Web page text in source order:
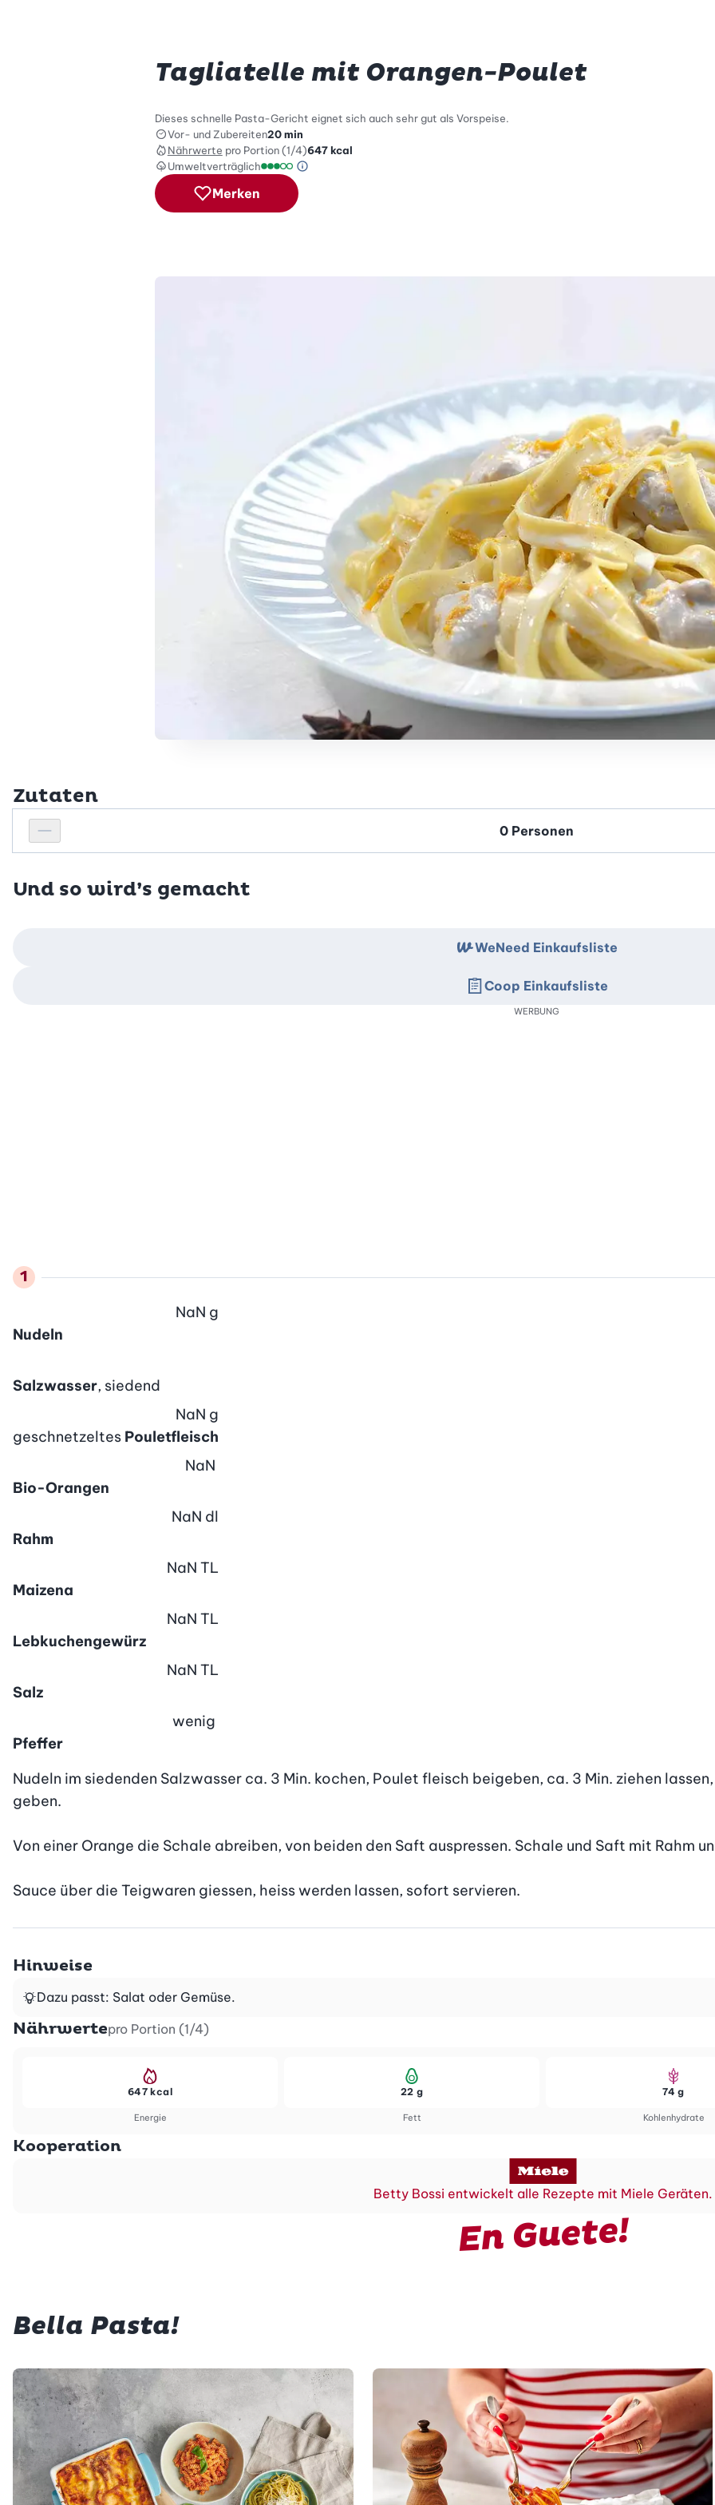
Tagliatelle mit Orangen-Poulet
Dieses schnelle Pasta-Gericht eignet sich auch sehr gut als Vorspeise.
Vor- und Zubereiten20 min
Nährwerte pro Portion (1/4)647 kcal
Umweltverträglich
Umweltverträglichkeitsskala: 3 von 5
Green Betty Skala Info
Merken
Zutaten
Personenanzahl verringern
Personenanzahl
Und so wird’s gemacht
Nudeln
NaN g
Salzwasser, siedend
geschnetzeltes Pouletfleisch
NaN g
Bio-Orangen
NaN
Rahm
NaN dl
Maizena
NaN TL
Lebkuchengewürz
NaN TL
Salz
NaN TL
Pfeffer
wenig
Nudeln im siedenden Salzwasser ca. 3 Min. kochen, Poulet fleisch beigeben, ca. 3 Min. ziehen
geben.
Von einer Orange die Schale abreiben, von beiden den Saft auspressen. Schale und Saft mit Rahm
Sauce über die Teigwaren giessen, heiss werden lassen, sofort servieren.
WeNeed Einkaufsliste
Coop Einkaufsliste
WERBUNG
Hinweise
Dazu passt: Salat oder Gemüse.
Nährwertepro Portion (1/4)
Energie
647 kcal
Fett
22 g
Kohlenhydrate
74 g
Kooperation
Betty Bossi entwickelt alle Rezepte mit Miele Geräten.
En Guete!
Bella Pasta!